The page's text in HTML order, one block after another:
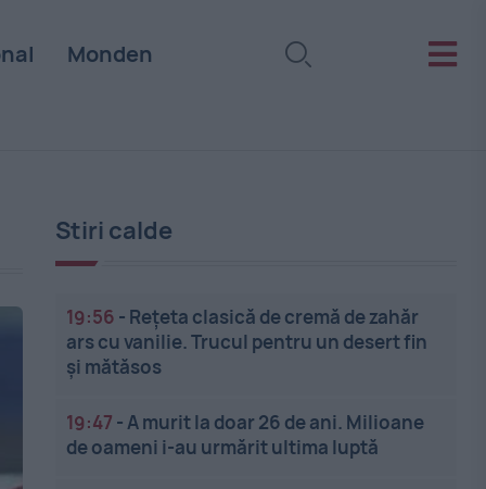
Monden
Stiri calde
19:56 - Rețeta clasică de cremă de zahăr
ars cu vanilie. Trucul pentru un desert fin
și mătăsos
19:47 -A murit la doar 26 de ani. Milioane
de oameni i-au urmărit ultima luptă